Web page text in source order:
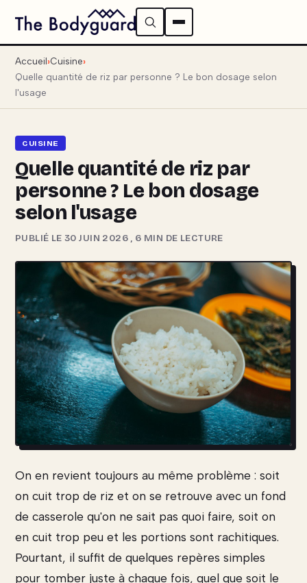
Accueil Cuisine
Quelle quantité de riz par personne ? Le bon dosage selon
l'usage
CUISINE
Quelle quantité de riz par
personne ? Le bon dosage
selon l'usage
PUBLIÉ LE 30 JUIN 2026 , 6 MIN DE LECTURE
On en revient toujours au même problème : soit
on cuit trop de riz et on se retrouve avec un fond
de casserole qu'on ne sait pas quoi faire, soit on
en cuit trop peu et les portions sont rachitiques.
Pourtant, il suffit de quelques repères simples
pour tomber juste à chaque fois, quel que soit le